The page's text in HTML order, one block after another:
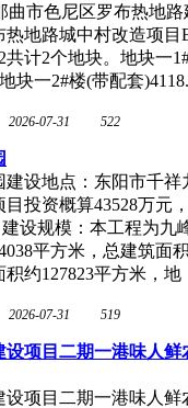
曲市色尼区罗布热地
地路城中村改造项目
计2个地块。地块一
块一2#楼(带配套
2026-07-31 522
建设地点：东阳市千祥
投资概算43528万元
建设规模：本工程为九
平方米，总建筑面
约127823平方米，地
2026-07-31 519
设项目二期一港味人鲜
项目二期一港味人鲜